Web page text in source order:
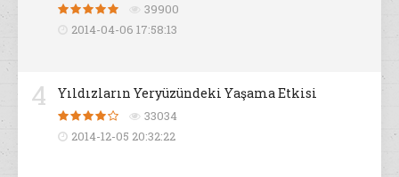
39900
2014-04-06 17:58:13
4 Yıldızların Yeryüzündeki Yaşama Etkisi
33034
2014-12-05 20:32:22